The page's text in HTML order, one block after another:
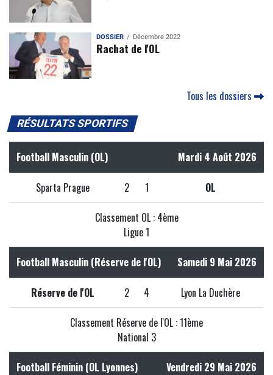
DOSSIER Décembre 2022
Rachat de l'OL
Tous les dossiers
RÉSULTATS SPORTIFS
Football Masculin (OL) Mardi 4 Août 2026
Sparta Prague 2 1 OL
Classement OL : 4ème
Ligue 1
Football Masculin (Réserve de l'OL) Samedi 9 Mai 2026
Réserve de l'OL 2 4 Lyon La Duchère
Classement Réserve de l'OL : 11ème
National 3
Football Féminin (OL Lyonnes) Vendredi 29 Mai 2026